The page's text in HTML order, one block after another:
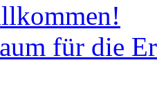
für die